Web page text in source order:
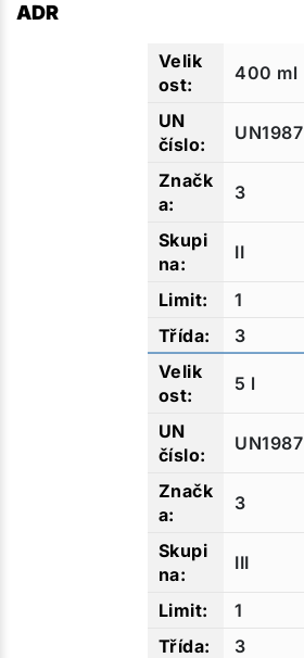
ADR
400 ml
UN1987
3
II
1
3
5 l
UN1987
3
III
1
3